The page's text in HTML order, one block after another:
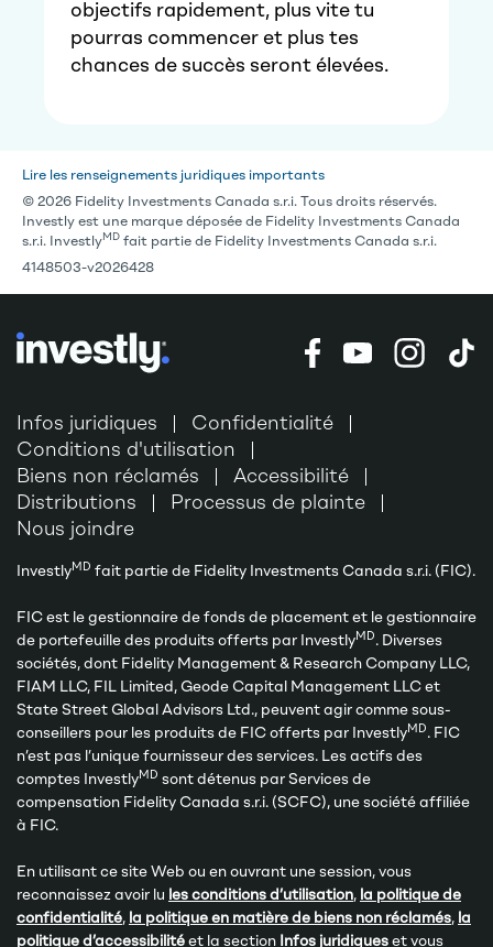
objectifs rapidement, plus vite tu
pourras commencer et plus tes
chances de succès seront élevées.
Lire les renseignements juridiques importants
© 2026 Fidelity Investments Canada s.r.i. Tous droits réservés.
Investly est une marque déposée de Fidelity Investments Canada
s.r.i. InvestlyMD fait partie de Fidelity Investments Canada s.r.i.
4148503-v2026428
Infos juridiques
Confidentialité
Conditions d'utilisation
Biens non réclamés
Accessibilité
Distributions
Processus de plainte
Nous joindre
InvestlyMD fait partie de Fidelity Investments Canada s.r.i. (FIC).
FIC est le gestionnaire de fonds de placement et le gestionnaire
de portefeuille des produits offerts par InvestlyMD. Diverses
sociétés, dont Fidelity Management & Research Company LLC,
FIAM LLC, FIL Limited, Geode Capital Management LLC et
State Street Global Advisors Ltd., peuvent agir comme sous-
conseillers pour les produits de FIC offerts par InvestlyMD. FIC
n’est pas l’unique fournisseur des services. Les actifs des
comptes InvestlyMD sont détenus par Services de
compensation Fidelity Canada s.r.i. (SCFC), une société affiliée
à FIC.
En utilisant ce site Web ou en ouvrant une session, vous
reconnaissez avoir lu les conditions d’utilisation, la politique de
confidentialité, la politique en matière de biens non réclamés, la
politique d’accessibilité et la section Infos juridiques et vous